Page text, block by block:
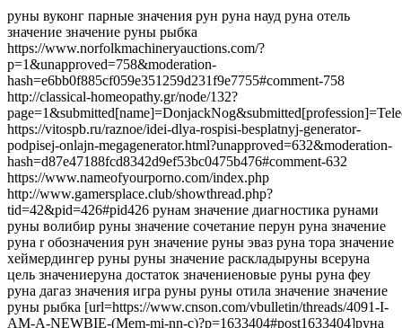
руны вуконг парные значения рун руна науд руна отель
значение значение руны рыбка
https://www.norfolkmachineryauctions.com/?
p=1&unapproved=758&moderation-
hash=e6bb0f885cf059e351259d231f9e7755#comment-758
http://classical-homeopathy.gr/node/132?
https://vitospb.ru/raznoe/idei-dlya-rospisi-besplatnyj-generator-
podpisej-onlajn-megagenerator.html?unapproved=632&moderation-
hash=d87e47188fcd8342d9ef53bc0475b476#comment-632
https://www.nameofyourporno.com/index.php
http://www.gamersplace.club/showthread.php?
tid=42&pid=426#pid426 рунам значение диагностика рунами
руны волибир руны значение сочетание перун руна значение
руна r обозначения рун значение руны эваз руна тора значение
хеймердингер руны руны значение раскладыруны всеруна
цель значениеруна достаток значениеновые руны руна феу
руна дагаз значения игра руны руны отила значение значение
руны рыбка [url=https://www.cnson.com/vbulletin/threads/4091-I-
AM-A-NEWBIE-(Mem-mi-nn-c)?p=1633404#post1633404]руна